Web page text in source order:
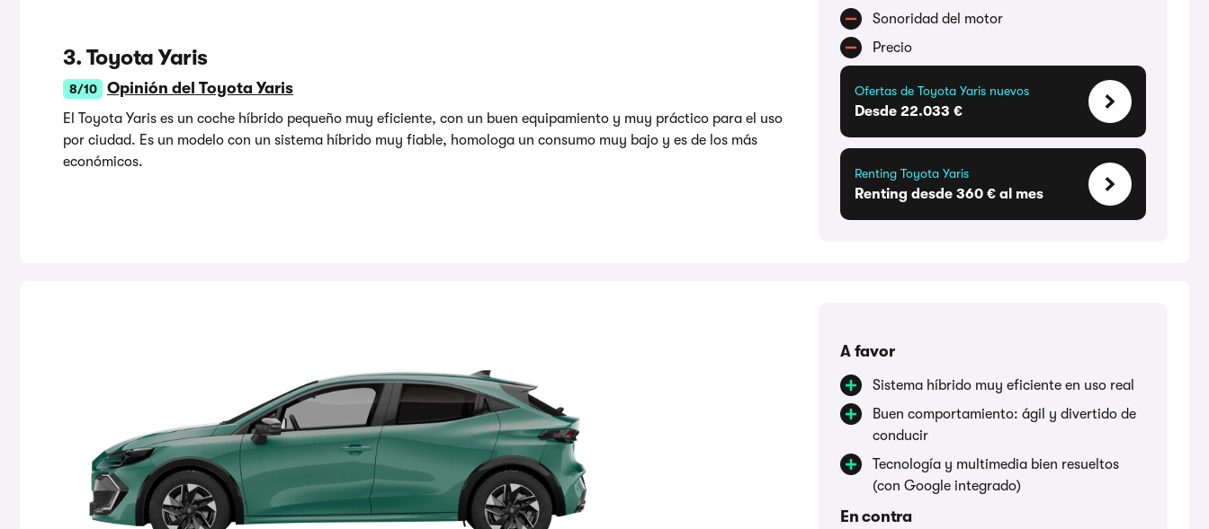
3. Toyota Yaris
8/10 Opinión del Toyota Yaris
El Toyota Yaris es un coche híbrido pequeño muy eficiente, con un buen equipamiento y muy práctico para el uso
por ciudad. Es un modelo con un sistema híbrido muy fiable, homologa un consumo muy bajo y es de los más
económicos.
Sonoridad del motor
Precio
Ofertas de Toyota Yaris nuevos
Desde 22.033 €
Renting Toyota Yaris
Renting desde 360 € al mes
A favor
Sistema híbrido muy eficiente en uso real
Buen comportamiento: ágil y divertido de
conducir
Tecnología y multimedia bien resueltos
(con Google integrado)
En contra